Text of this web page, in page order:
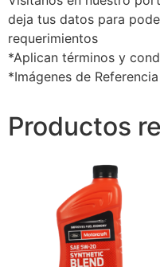
deja tus datos para
requerimientos
*Aplican términos y
*Imágenes de Referencia
Productos